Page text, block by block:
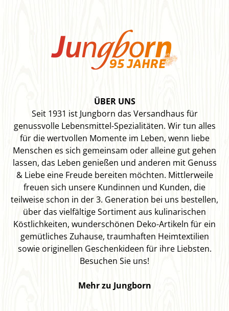
ÜBER UNS
Seit 1931 ist Jungborn das Versandhaus für
genussvolle Lebensmittel-Spezialitäten. Wir tun alles
für die wertvollen Momente im Leben, wenn liebe
Menschen es sich gemeinsam oder alleine gut gehen
lassen, das Leben genießen und anderen mit Genuss
& Liebe eine Freude bereiten möchten. Mittlerweile
freuen sich unsere Kundinnen und Kunden, die
teilweise schon in der 3. Generation bei uns bestellen,
über das vielfältige Sortiment aus kulinarischen
Köstlichkeiten, wunderschönen Deko-Artikeln für ein
gemütliches Zuhause, traumhaften Heimtextilien
sowie originellen Geschenkideen für ihre Liebsten.
Besuchen Sie uns!
Mehr zu Jungborn